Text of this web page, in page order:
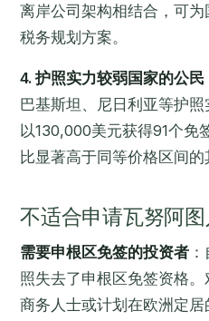
离岸公司架构相结合，可
税务规划方案。
4. 护照实力较弱国家的公民
巴基斯坦、尼日利亚等护照
以130,000美元获得91个免
比显著高于同等价格区间的
不适合申请瓦努阿
需要申根区免签的投资者
照失去了申根区免签资格
商务人士或计划在欧洲定